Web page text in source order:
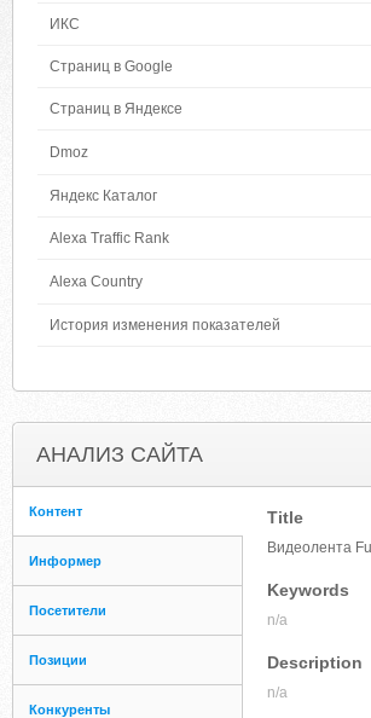
ИКС
Страниц в Google
Страниц в Яндексе
Dmoz
Яндекс Каталог
Alexa Traffic Rank
Alexa Country
История изменения показателей
АНАЛИЗ САЙТА
Контент
Информер
Посетители
Позиции
Конкуренты
Title
Видеолента
Keywords
n/a
Description
n/a